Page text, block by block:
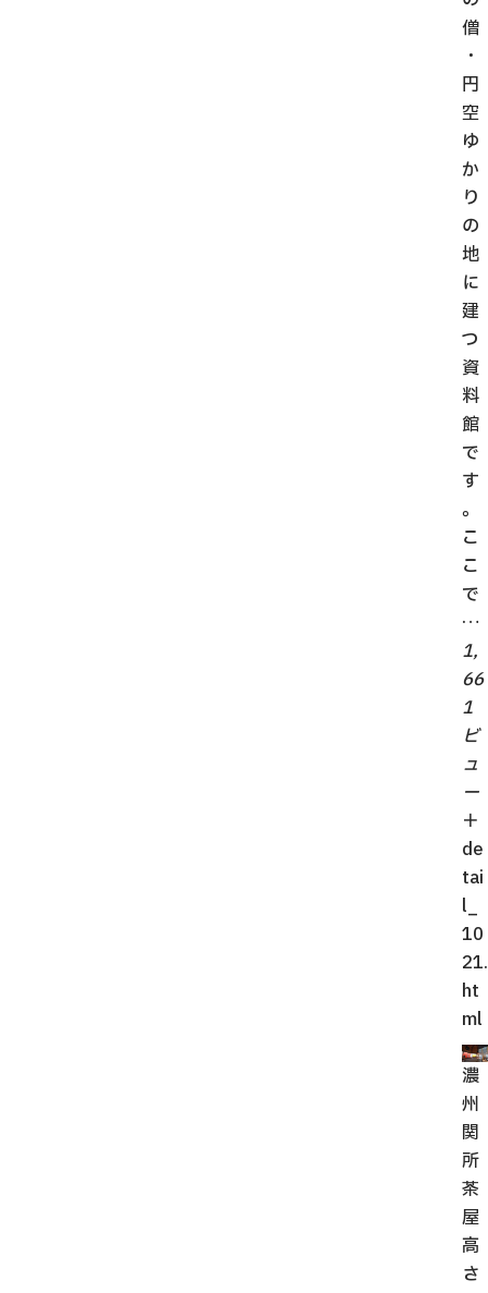
僧
・
円
空
ゆ
か
り
の
地
に
建
つ
資
料
館
で
す
。
こ
こ
で
…
1,
66
1
ビ
ュ
ー
＋
de
tai
l_
10
21.
ht
ml
濃
州
関
所
茶
屋
高
さ